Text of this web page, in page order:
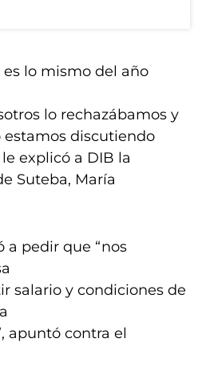
lo mismo del año
lo rechazábamos y
discutiendo
explicó a DIB la
Suteba, María
a pedir que “nos
salario y condiciones de
apuntó contra el